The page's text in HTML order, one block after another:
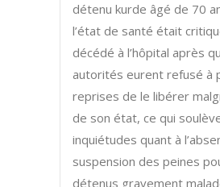
détenu kurde âgé de 70
l’état de santé était
décédé à l’hôpital après
autorités eurent refusé à
reprises de le libérer
de son état, ce qui
inquiétudes quant à
suspension des peines
détenus gravement